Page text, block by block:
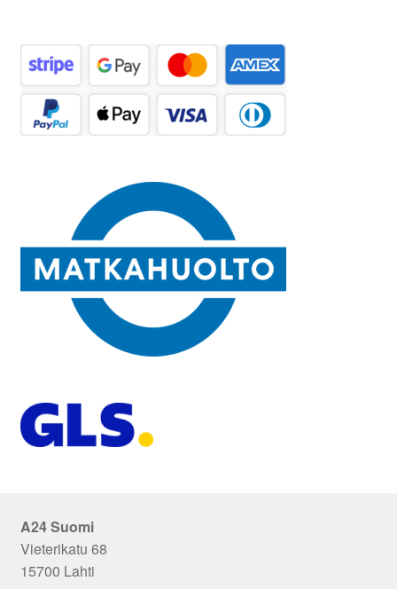
A24 Suomi
Vieterikatu 68
15700 Lahti